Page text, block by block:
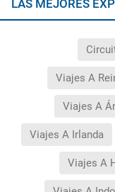
LAS MEJORES
Viajes A
Viajes A
Viajes A Irlanda
Viajes A